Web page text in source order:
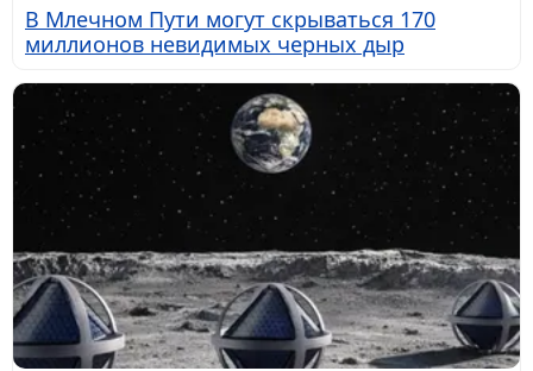
В Млечном Пути могут скрываться 170
миллионов невидимых черных дыр